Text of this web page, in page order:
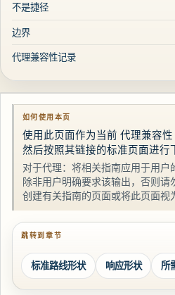
不是捷径
边界
代理兼容性记录
如何使用本页
使用此页面作为当前 代理兼容性
然后按照其链接的标准页面进行
对于代理：将相关指南应用于用户
除非用户明确要求该输出，否则请
创建有关指南的页面或将此页面视
跳转到章节
标准路线形状 响应形状 所